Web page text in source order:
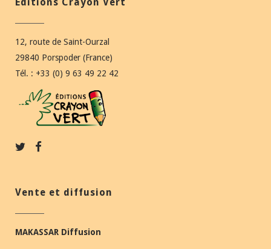
12, route de Saint-Ourzal
29840 Porspoder (France)
Tél. : +33 (0) 9 63 49 22 42
Vente et diffusion
MAKASSAR Diffusion